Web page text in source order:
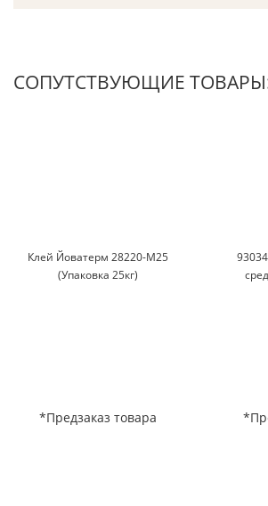
СОПУТСТВУЮЩИЕ
Клей Йоватерм 28220-М25
(Упаковка 25кг)
*Предзаказ товара